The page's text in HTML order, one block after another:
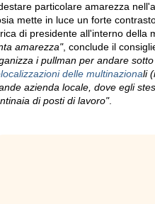
particolare amarezza
mette in luce un forte
di presidente all'interno della
amarezza", conclude il
i pullman per andare
delle multinazionali
azienda locale, dove egli
di posti di lavoro".